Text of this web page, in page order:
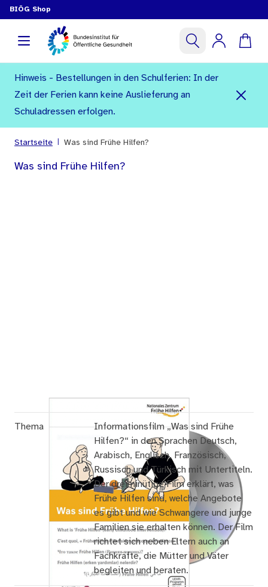
BIÖG Shop
Hinweis - Bestellungen in den Schulferien: In der
Zeit der Ferien kann keine Auslieferung an
Schuladressen erfolgen.
Startseite Was sind Frühe Hilfen?
Was sind Frühe Hilfen?
Thema
Informationsfilm „Was sind Frühe
Hilfen?“ in den Sprachen Deutsch,
Arabisch, Englisch, Französisch,
Russisch und Türkisch mit Untertiteln.
Der dreiminütige Film erklärt, was
Frühe Hilfen sind, welche Angebote
es gibt und wie Schwangere und junge
Familien sie erhalten können. Der Film
richtet sich neben Eltern auch an
Fachkräfte, die Mütter und Väter
begleiten und beraten.